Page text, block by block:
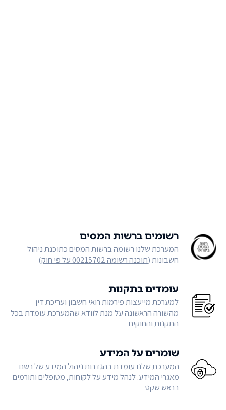
רשומים ברשות המסים
המערכת שלנו רשומה ברשות המסים כתוכנת ניהול
חשבונות (תוכנה רשומה 00215702 על פי חוק )
עומדים בתקנות
למערכת מייעצות פירמות רואי חשבון ועריכת דין
מהשורה הראשונה על מנת לוודא שהמערכת עומדת בכל
התקנות והחוקים
שומרים על המידע
המערכת שלנו עומדת בהגדרות ניהול המידע של רשם
מאגרי המידע. לנהל מידע על לקוחות, מטופלים ותורמים
בראש שקט